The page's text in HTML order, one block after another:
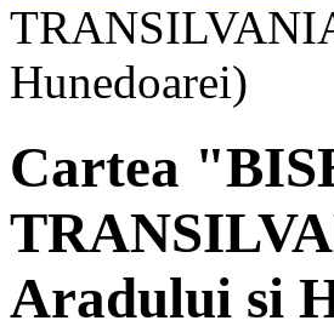
Hunedoarei)
Cartea
Aradului si